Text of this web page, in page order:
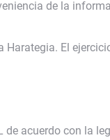
de la
Harategia. El
de acuerdo con la